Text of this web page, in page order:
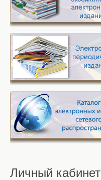
Личный кабинет